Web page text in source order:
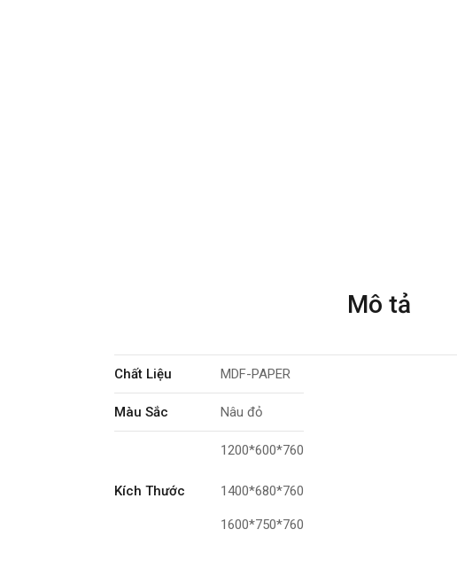
Mô tả
Chất Liệu MDF-PAPER
Màu Sắc Nâu đỏ
Kích Thước
1200*600*760
1400*680*760
1600*750*760